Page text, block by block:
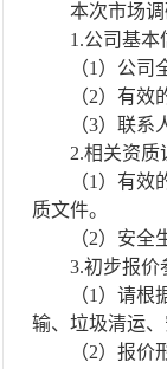
本次市场
1.公司基本
（1）公司
（2）有效
（3）联系
2.相关资质
（1）有效
质文件。
（2）安全
3.初步报价
（1）请根
输、垃圾清运
（2）报价